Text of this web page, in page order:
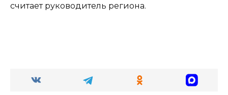
считает руководитель региона.